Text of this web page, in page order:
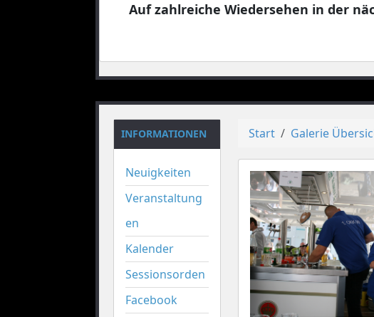
Auf zahlreiche Wiedersehen in der
INFORMATIONEN
Neuigkeiten
Veranstaltung
en
Kalender
Sessionsorden
Facebook
Start Galerie